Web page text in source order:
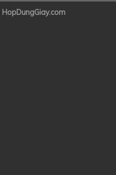
HopDungGiay.com